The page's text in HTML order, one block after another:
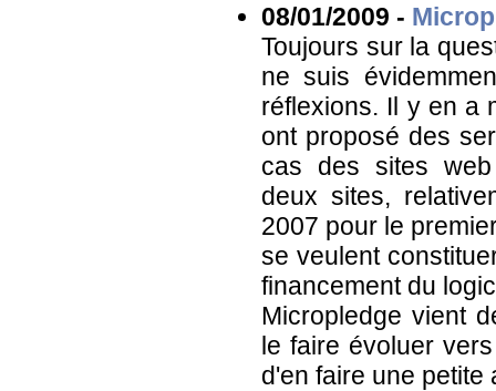
08/01/2009 -
Toujours sur la
ne suis
réflexions. Il y en a
ont proposé des
cas des sites
deux sites,
2007 pour le
se veulent
financement du
Micropledge vient
le faire évoluer
d'en faire une petite